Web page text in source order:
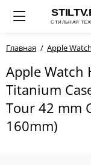
Главная Apple Watch
Apple Watch
Titanium
Tour 42 mm
160mm)